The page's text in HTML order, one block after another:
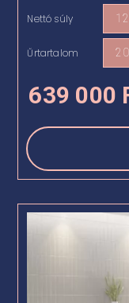
Nettó súly
Űrtartalom
639 000